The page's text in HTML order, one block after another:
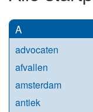
A
advocaten
afvallen
amsterdam
antiek